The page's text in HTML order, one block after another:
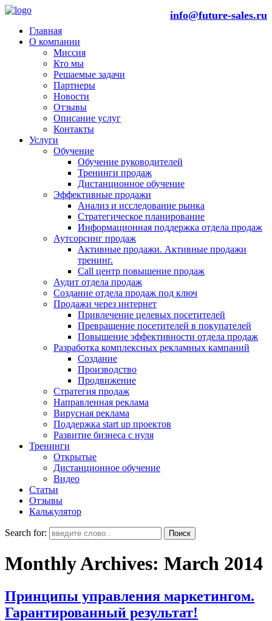
info@future-sales.ru
Главная
О компании
Миссия
Кто мы
Решаемые задачи
Партнеры
Новости
Отзывы
Описание услуг
Контакты
Услуги
Обучение
Обучение руководителей
Тренинги продаж
Дистанционное обучение
Эффективные продажи
Анализ и исследование рынка
Стратегическое планирование
Информационная поддержка отдела продаж
Аутсорсинг продаж
Активные продажи. Активные продажи
тренинг.
Call центр повышение продаж
Аудит отдела продаж
Создание отдела продаж под ключ
Продажи через интернет
Привлечение целевых посетителей
Превращение посетителей в покупателей
Повышение эффективности отдела продаж
Разработка комплексных рекламных кампаний
Создание
Производство
Продвижение
Стратегия продаж
Направленная реклама
Вирусная реклама
Поддержка start up проектов
Развитие бизнеса с нуля
Тренинги
Открытые
Дистанционное обучение
Видео
Статьи
Отзывы
Калькулятор
Search for:
Monthly Archives: March 2014
Принципы управления маркетингом.
Гарантированный результат!